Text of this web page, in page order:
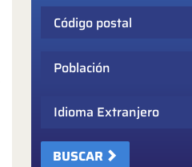
Idioma Extranjero
BUSCAR